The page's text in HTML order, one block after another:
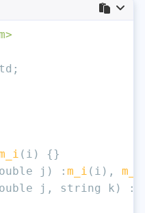
(i) {}
j) : m_i (i), m_j
j, string k) :